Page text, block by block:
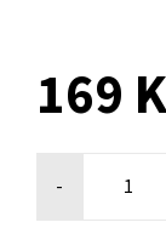
169
-